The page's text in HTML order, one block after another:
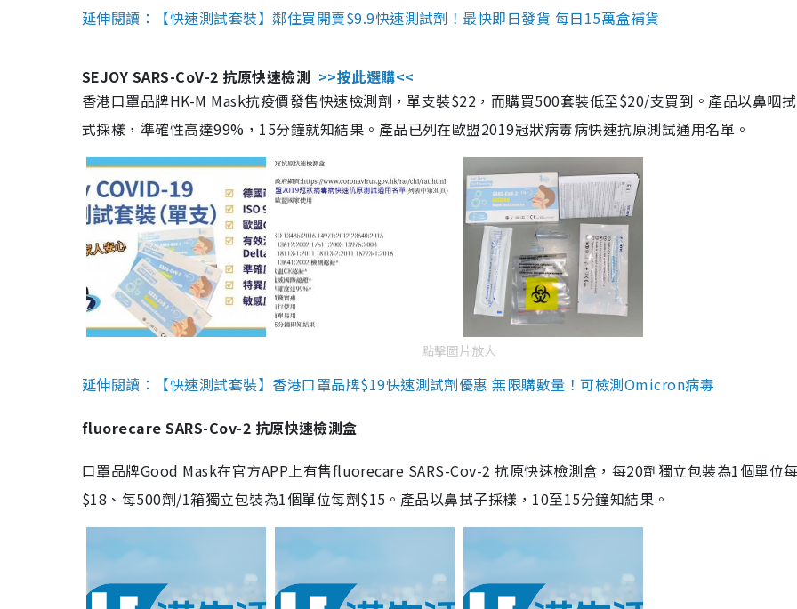
延伸閱讀：【快速測試套裝】鄰住買開賣$9.9快速測試劑！最快即日發貨 每日15萬盒補貨
SEJOY SARS-CoV-2 抗原快速檢測 >>按此選購<<
香港口罩品牌HK-M Mask抗疫價發售快速檢測劑，單支裝$22，而購買500套裝低至$20/支買到。產品以鼻咽
式採樣，準確性高達99%，15分鐘就知結果。產品已列在歐盟2019冠狀病毒病快速抗原測試通用名單。
點擊圖片放大
延伸閱讀：【快速測試套裝】香港口罩品牌$19快速測試劑優惠 無限購數量！可檢測Omicron病毒
fluorecare SARS-Cov-2 抗原快速檢測盒
口罩品牌Good Mask在官方APP上有售fluorecare SARS-Cov-2 抗原快速檢測盒，每20劑獨立包裝為1個單位
$18、每500劑/1箱獨立包裝為1個單位每劑$15。產品以鼻拭子採樣，10至15分鐘知結果。